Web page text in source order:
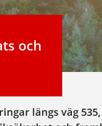
och
längs väg